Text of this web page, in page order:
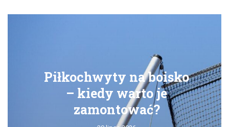
Piłkochwyty na boisko
– kiedy warto je
zamontować?